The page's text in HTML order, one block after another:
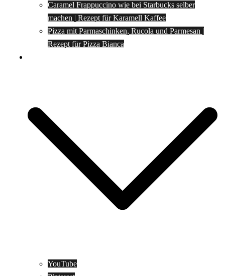
Caramel Frappuccino wie bei Starbucks selber
machen | Rezept für Karamell Kaffee
Pizza mit Parmaschinken, Rucola und Parmesan |
Rezept für Pizza Bianca
YouTube